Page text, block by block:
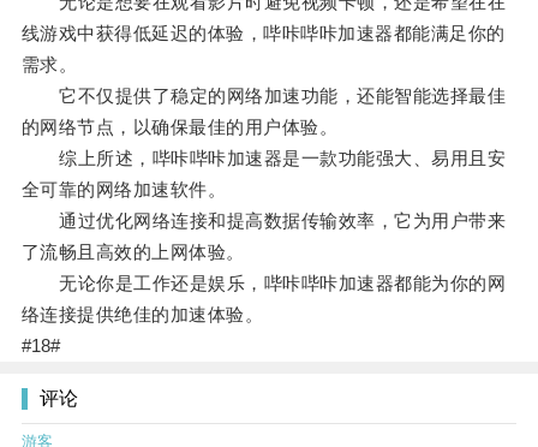
线游戏中获得低延迟的体验，哔咔哔咔加速器都能满足你的
需求。
它不仅提供了稳定的网络加速功能，还能智能选择最佳
的网络节点，以确保最佳的用户体验。
综上所述，哔咔哔咔加速器是一款功能强大、易用且安
全可靠的网络加速软件。
通过优化网络连接和提高数据传输效率，它为用户带来
了流畅且高效的上网体验。
无论你是工作还是娱乐，哔咔哔咔加速器都能为你的网
络连接提供绝佳的加速体验。
#18#
评论
游客